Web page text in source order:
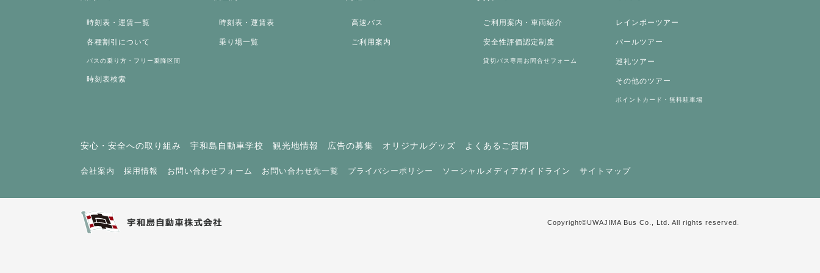
時刻表・運賃一覧
各種割引について
バスの乗り方・フリー乗降区間
時刻表検索
時刻表・運賃表
乗り場一覧
高速バス
ご利用案内
ご利用案内・車両紹介
安全性評価認定制度
貸切バス専用お問合せフォーム
レインボーツアー
パールツアー
巡礼ツアー
その他のツアー
ポイントカード・無料駐車場
安心・安全への取り組み 宇和島自動車学校 観光地情報 広告の募集 オリジナルグッズ よくあるご質問
会社案内 採用情報 お問い合わせフォーム お問い合わせ先一覧 プライバシーポリシー ソーシャルメディアガイドライン サイトマップ
Copyright©UWAJIMA Bus Co., Ltd. All rights reserved.